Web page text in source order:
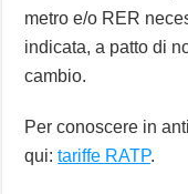
metro e/o RER
indicata, a patto di
cambio.
Per conoscere in
qui:tariffe RATP.